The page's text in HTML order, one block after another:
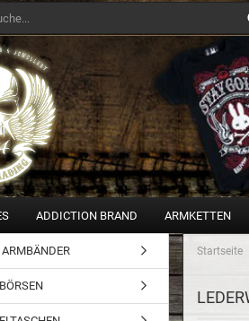
ADDICTION BRAND ARMKETTEN
Startseite